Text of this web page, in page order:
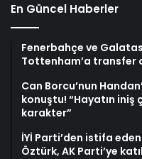
En Güncel Haberler
Fenerbahçe ve
Tottenham’a transfer
Can Borcu’nun
konuştu! “Hayatın iniş
karakter”
İYİ Parti’den istifa
Öztürk, AK Parti’ye